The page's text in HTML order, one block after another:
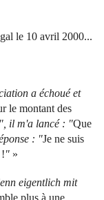
le 10 avril 2000...
a échoué et
le montant des
", il m'a lancé : "Que
: "Je ne suis
" »
eigentlich mit